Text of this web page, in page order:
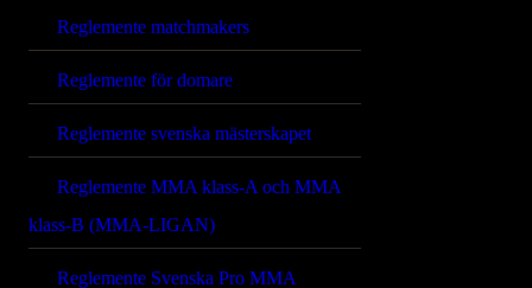
Reglemente matchmakers
Reglemente för domare
Reglemente svenska mästerskapet
Reglemente MMA klass-A och MMA
klass-B (MMA-LIGAN)
Reglemente Svenska Pro MMA